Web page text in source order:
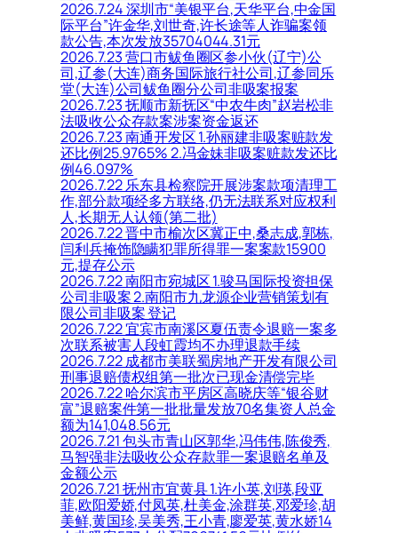
2026.7.24 深圳市“美银平台,天华平台,中金国
际平台”许金华,刘世奇,许长途等人诈骗案领
款公告,本次发放35704044.31元
2026.7.23 营口市鲅鱼圈区参小伙(辽宁)公
司,辽参(大连)商务国际旅行社公司,辽参同乐
堂(大连)公司鲅鱼圈分公司非吸案报案
2026.7.23 抚顺市新抚区“中农牛肉”赵岩松非
法吸收公众存款案涉案资金返还
2026.7.23 南通开发区 1.孙丽建非吸案赃款发
还比例25.9765% 2.冯金妹非吸案赃款发还比
例46.097%
2026.7.22 乐东县检察院开展涉案款项清理工
作,部分款项经多方联络,仍无法联系对应权利
人,长期无人认领(第二批)
2026.7.22 晋中市榆次区冀正中,桑志成,郭栋,
闫利兵掩饰隐瞒犯罪所得罪一案案款15900
元,提存公示
2026.7.22 南阳市宛城区 1.骏马国际投资担保
公司非吸案 2.南阳市九龙源企业营销策划有
限公司非吸案 登记
2026.7.22 宜宾市南溪区夏伍责令退赔一案多
次联系被害人段虹霞均不办理退款手续
2026.7.22 成都市美联蜀房地产开发有限公司
刑事退赔债权组第一批次已现金清偿完毕
2026.7.22 哈尔滨市平房区高晓庆等“银谷财
富”退赔案件第一批批量发放70名集资人总金
额为141,048.56元
2026.7.21 包头市青山区郭华,冯伟伟,陈俊秀,
马智强非法吸收公众存款罪一案退赔名单及
金额公示
2026.7.21 抚州市宜黄县 1.许小英,刘瑛,段亚
菲,欧阳爱娇,付凤英,杜美金,涂群英,邓爱珍,胡
美鲜,黄国珍,吴美秀,王小青,廖爱英,黄水娇14